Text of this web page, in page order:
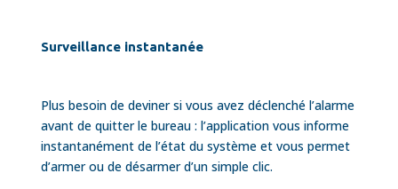
Surveillance instantanée
Plus besoin de deviner si vous avez déclenché l’alarme
avant de quitter le bureau : l’application vous informe
instantanément de l’état du système et vous permet
d’armer ou de désarmer d’un simple clic.